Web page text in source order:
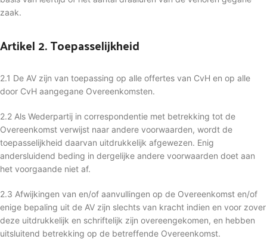
zaak.
Artikel 2. Toepasselijkheid
2.1 De AV zijn van toepassing op alle offertes van CvH en op alle
door CvH aangegane Overeenkomsten.
2.2 Als Wederpartij in correspondentie met betrekking tot de
Overeenkomst verwijst naar andere voorwaarden, wordt de
toepasselijkheid daarvan uitdrukkelijk afgewezen. Enig
andersluidend beding in dergelijke andere voorwaarden doet aan
het voorgaande niet af.
2.3 Afwijkingen van en/of aanvullingen op de Overeenkomst en/of
enige bepaling uit de AV zijn slechts van kracht indien en voor zover
deze uitdrukkelijk en schriftelijk zijn overeengekomen, en hebben
uitsluitend betrekking op de betreffende Overeenkomst.